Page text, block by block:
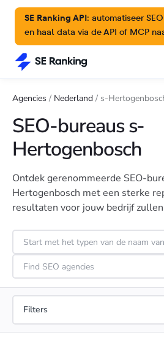
SE Ranking API: automatiseer
en haal data via de API of MCP
Agencies / Nederland / s-
SEO-bureaus s-
Hertogenbosch
Ontdek gerenommeerde SEO-
Hertogenbosch met een sterke
resultaten voor jouw bedrijf
Filters